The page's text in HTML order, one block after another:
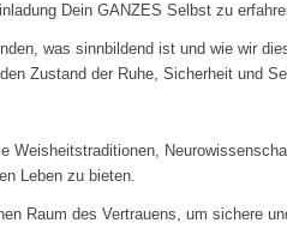
Dein GANZES Selbst zu
was sinnbildend ist und wie wir
Zustand der Ruhe, Sicherheit und
Weisheitstraditionen,
Leben zu bieten.
Raum des Vertrauens, um sichere